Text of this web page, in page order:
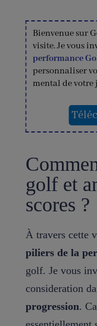
golf et
scores ?
À travers cette
piliers de la
golf. Je vous
consideration
progression.